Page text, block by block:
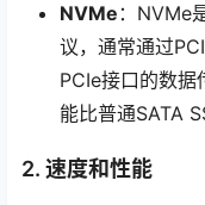
NVMe ：NVMe
议，通常通过
PCIe接口的数
能比普通SATA
2. 速度和性能